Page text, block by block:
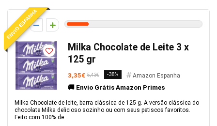
ENVIO ESPANHA
8
Milka Chocolate de Leite 3 x
125 gr
3,35€ 5,43€ -38% Amazon Espanha
🚚 Envio Grátis Amazon Primes
Milka Chocolate de leite, barra clássica de 125 g. A versão clássica do
chocolate Milka delicioso sozinho ou com seus petiscos favoritos.
Feito com 100% de ...